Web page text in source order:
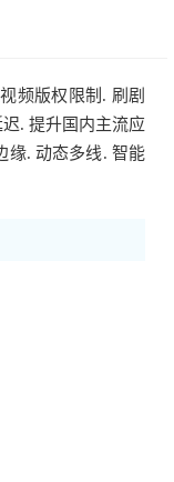
频版权限制. 刷剧
. 提升国内主流应
缘. 动态多线. 智能